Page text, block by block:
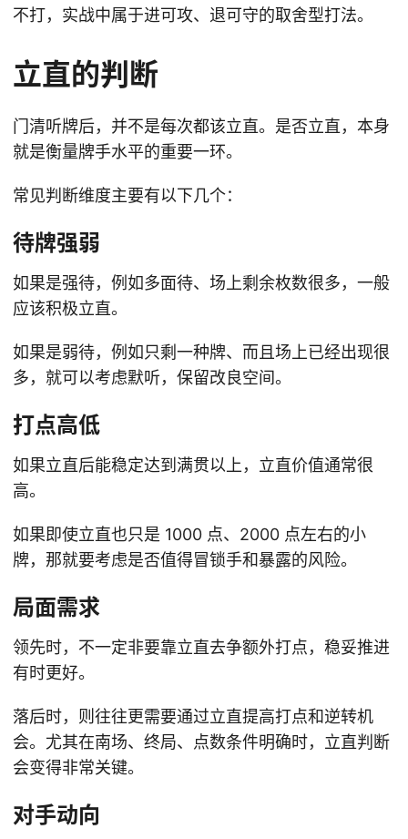
不打，实战中属于进可攻、退可守的取舍型打法。
立直的判断
门清听牌后，并不是每次都该立直。是否立直，本身
就是衡量牌手水平的重要一环。
常见判断维度主要有以下几个：
待牌强弱
如果是强待，例如多面待、场上剩余枚数很多，一般
应该积极立直。
如果是弱待，例如只剩一种牌、而且场上已经出现很
多，就可以考虑默听，保留改良空间。
打点高低
如果立直后能稳定达到满贯以上，立直价值通常很
高。
如果即使立直也只是 1000 点、2000 点左右的小
牌，那就要考虑是否值得冒锁手和暴露的风险。
局面需求
领先时，不一定非要靠立直去争额外打点，稳妥推进
有时更好。
落后时，则往往更需要通过立直提高打点和逆转机
会。尤其在南场、终局、点数条件明确时，立直判断
会变得非常关键。
对手动向